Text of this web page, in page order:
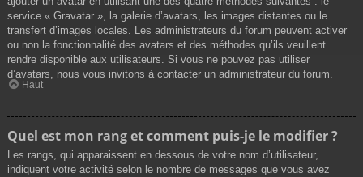
service « Gravatar », la galerie d’avatars, les images distantes ou le
transfert d’images locales. Les administrateurs du forum peuvent activer
ou non la fonctionnalité des avatars et des méthodes qu’ils veuillent
rendre disponible aux utilisateurs. Si vous ne pouvez pas utiliser
d’avatars, nous vous invitons à contacter un administrateur du forum.
Haut
Quel est mon rang et comment puis-je le modifier ?
Les rangs, qui apparaissent en dessous de votre nom d’utilisateur,
indiquent votre activité selon le nombre de messages que vous avez